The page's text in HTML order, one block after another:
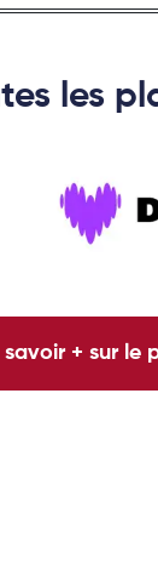
les
+ sur le